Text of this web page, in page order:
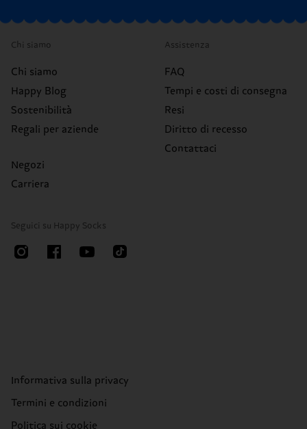
Chi siamo
Chi siamo
Happy Blog
Sostenibilità
Regali per aziende
Negozi
Carriera
Assistenza
FAQ
Tempi e costi di consegna
Resi
Diritto di recesso
Contattaci
Seguici su Happy Socks
Informativa sulla privacy
Termini e condizioni
Politica sui cookie